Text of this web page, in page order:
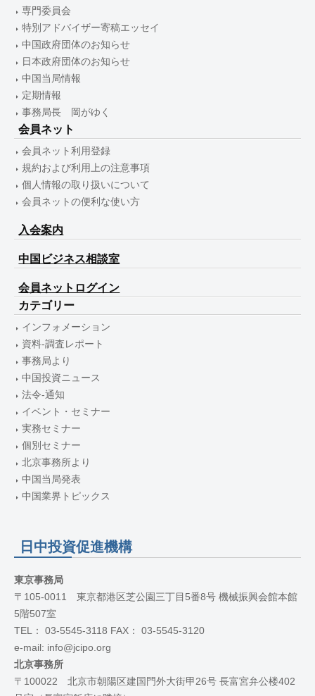
専門委員会
特別アドバイザー寄稿エッセイ
中国政府団体のお知らせ
日本政府団体のお知らせ
中国当局情報
定期情報
事務局長 岡がゆく
会員ネット
会員ネット利用登録
規約および利用上の注意事項
個人情報の取り扱いについて
会員ネットの便利な使い方
入会案内
中国ビジネス相談室
会員ネットログイン
カテゴリー
インフォメーション
資料-調査レポート
事務局より
中国投資ニュース
法令-通知
イベント・セミナー
実務セミナー
個別セミナー
北京事務所より
中国当局発表
中国業界トピックス
日中投資促進機構
東京事務局
〒105-0011 東京都港区芝公園三丁目5番8号 機械振興会館本館
5階507室
TEL： 03-5545-3118 FAX： 03-5545-3120
e-mail: info@jcipo.org
北京事務所
〒100022 北京市朝陽区建国門外大街甲26号 長富宮弁公楼402